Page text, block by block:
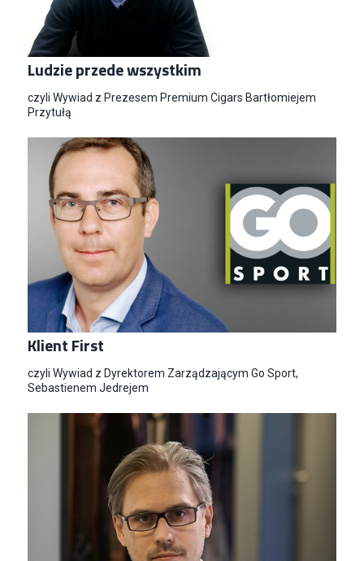
Ludzie przede wszystkim
czyli Wywiad z Prezesem Premium Cigars Bartłomiejem
Przytułą
Klient First
czyli Wywiad z Dyrektorem Zarządzającym Go Sport,
Sebastienem Jedrejem